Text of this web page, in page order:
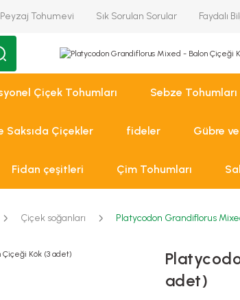
Peyzaj Tohumevi Sık Sorulan Sorular Faydalı
Çiçek Tohumları Sebze Tohumları
Saksıda Çiçekler fideler Gübre
Fidan çeşitleri Çim Tohumları
Çiçek soğanları Platycodon Grandiflorus
adet)